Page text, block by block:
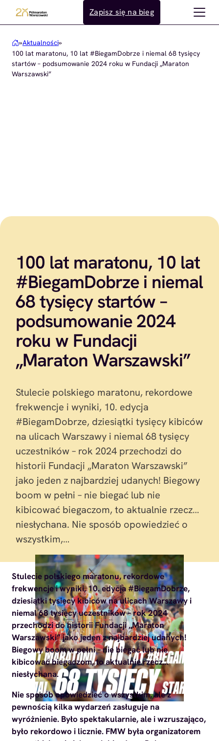
Zapisz się na bieg
»Aktualności»
100 lat maratonu, 10 lat #BiegamDobrze i niemal 68 tysięcy
startów – podsumowanie 2024 roku w Fundacji „Maraton
Warszawski”
100 lat maratonu, 10 lat
#BiegamDobrze i niemal
68 tysięcy startów –
podsumowanie 2024
roku w Fundacji
„Maraton Warszawski”
Stulecie polskiego maratonu, rekordowe
frekwencje i wyniki, 10. edycja
#BiegamDobrze, dziesiątki tysięcy kibiców
na ulicach Warszawy i niemal 68 tysięcy
uczestników – rok 2024 przechodzi do
historii Fundacji „Maraton Warszawski”
jako jeden z najbardziej udanych! Biegowy
boom w pełni – nie biegać lub nie
kibicować biegaczom, to aktualnie rzecz…
niesłychana. Nie sposób opowiedzieć o
wszystkim,…
Stulecie polskiego maratonu, rekordowe
frekwencje i wyniki, 10. edycja #BiegamDobrze,
dziesiątki tysięcy kibiców na ulicach Warszawy i
niemal 68 tysięcy uczestników – rok 2024
przechodzi do historii Fundacji „Maraton
Warszawski” jako jeden z najbardziej udanych!
Biegowy boom w pełni – nie biegać lub nie
kibicować biegaczom, to aktualnie rzecz…
niesłychana.
Nie sposób opowiedzieć o wszystkim, ale z
pewnością kilka wydarzeń zasługuje na
wyróżnienie. Było spektakularnie, ale i wzruszająco,
było rekordowo i licznie. FMW była organizatorem